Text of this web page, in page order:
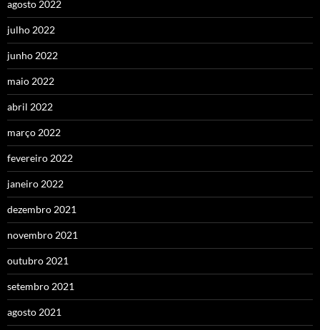
agosto 2022
julho 2022
junho 2022
maio 2022
abril 2022
março 2022
fevereiro 2022
janeiro 2022
dezembro 2021
novembro 2021
outubro 2021
setembro 2021
agosto 2021